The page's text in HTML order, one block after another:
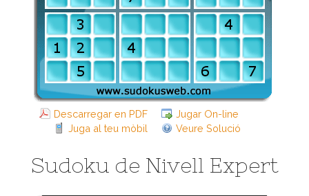
Descarregar en PDF
Jugar On-line
Juga al teu mòbil
Veure Solució
Sudoku de Nivell Expert